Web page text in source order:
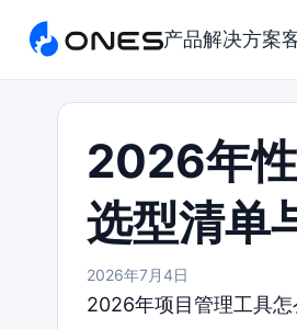
产品解决方案
2026年
选型清单
2026年7月4日
2026年项目管理工具